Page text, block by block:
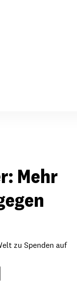
Mehr
zu Spenden auf